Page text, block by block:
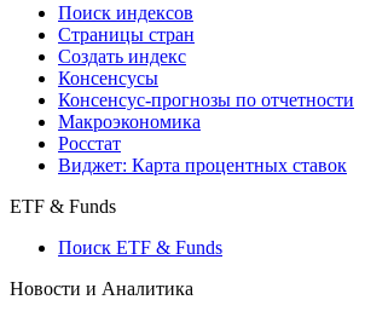
Поиск индексов
Страницы стран
Создать индекс
Консенсусы
Консенсус-прогнозы по отчетности
Макроэкономика
Росстат
Виджет: Карта процентных ставок
ETF & Funds
Поиск ETF & Funds
Новости и Аналитика